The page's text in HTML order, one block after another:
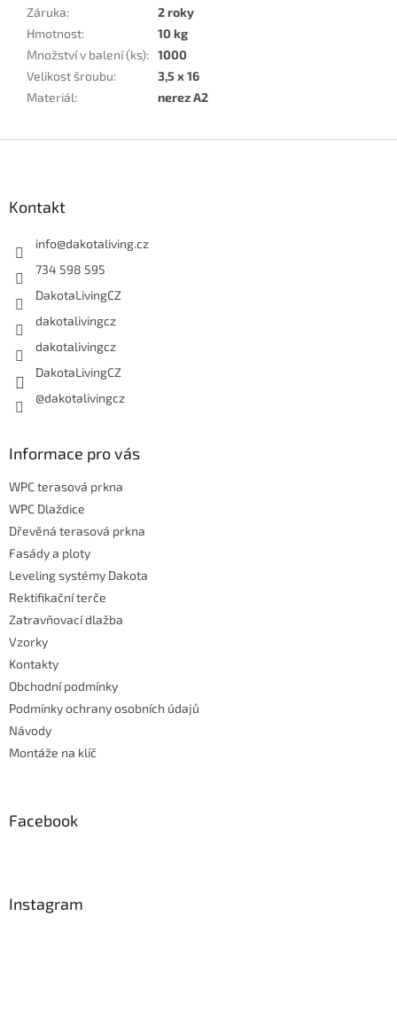
Záruka:
2 roky
Hmotnost:
10 kg
Množství v balení (ks): 1000
Velikost šroubu:
3,5 x 16
Materiál: nerez A2
Kontakt
info@dakotaliving.cz
734 598 595
DakotaLivingCZ
dakotalivingcz
dakotalivingcz
DakotaLivingCZ
@dakotalivingcz
Informace pro vás
WPC terasová prkna
WPC Dlaždice
Dřevěná terasová prkna
Fasády a ploty
Leveling systémy Dakota
Rektifikační terče
Zatravňovací dlažba
Vzorky
Kontakty
Obchodní podmínky
Podmínky ochrany osobních údajů
Návody
Montáže na klíč
Facebook
Instagram